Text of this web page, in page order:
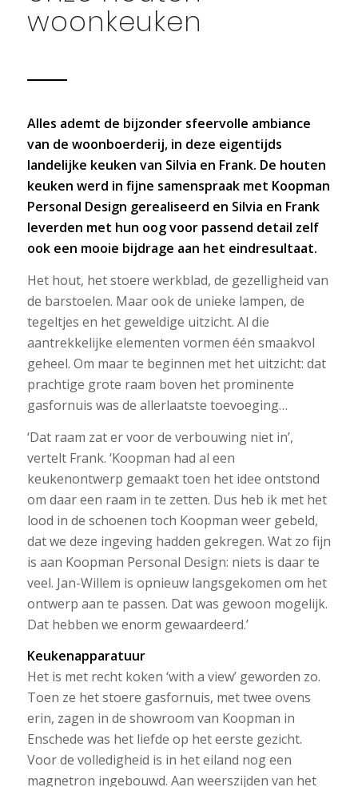
woonkeuken
Alles ademt de bijzonder sfeervolle ambiance
van de woonboerderij, in deze eigentijds
landelijke keuken van Silvia en Frank. De houten
keuken werd in fijne samenspraak met Koopman
Personal Design gerealiseerd en Silvia en Frank
leverden met hun oog voor passend detail zelf
ook een mooie bijdrage aan het eindresultaat.
Het hout, het stoere werkblad, de gezelligheid van
de barstoelen. Maar ook de unieke lampen, de
tegeltjes en het geweldige uitzicht. Al die
aantrekkelijke elementen vormen één smaakvol
geheel. Om maar te beginnen met het uitzicht: dat
prachtige grote raam boven het prominente
gasfornuis was de allerlaatste toevoeging…
‘Dat raam zat er voor de verbouwing niet in’,
vertelt Frank. ‘Koopman had al een
keukenontwerp gemaakt toen het idee ontstond
om daar een raam in te zetten. Dus heb ik met het
lood in de schoenen toch Koopman weer gebeld,
dat we deze ingeving hadden gekregen. Wat zo fijn
is aan Koopman Personal Design: niets is daar te
veel. Jan-Willem is opnieuw langsgekomen om het
ontwerp aan te passen. Dat was gewoon mogelijk.
Dat hebben we enorm gewaardeerd.’
Keukenapparatuur
Het is met recht koken ‘with a view’ geworden zo.
Toen ze het stoere gasfornuis, met twee ovens
erin, zagen in de showroom van Koopman in
Enschede was het liefde op het eerste gezicht.
Voor de volledigheid is in het eiland nog een
magnetron ingebouwd. Aan weerszijden van het